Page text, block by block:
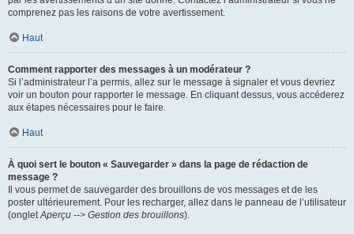
comprenez pas les raisons de votre avertissement.
Haut
Comment rapporter des messages à un modérateur ?
Si l’administrateur l’a permis, allez sur le message à signaler et vous devriez
voir un bouton pour rapporter le message. En cliquant dessus, vous accéderez
aux étapes nécessaires pour le faire.
Haut
À quoi sert le bouton « Sauvegarder » dans la page de rédaction de
message ?
Il vous permet de sauvegarder des brouillons de vos messages et de les
poster ultérieurement. Pour les recharger, allez dans le panneau de l’utilisateur
(ongletAperçu --> Gestion des brouillons).